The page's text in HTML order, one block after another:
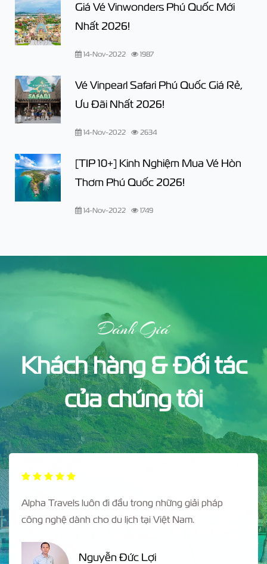
Giá Vé Vinwonders Phú Quốc Mới
Nhất 2026!
14-Nov-2022 1987
Vé Vinpearl Safari Phú Quốc Giá Rẻ,
Ưu Đãi Nhất 2026!
14-Nov-2022 2634
[TIP 10+] Kinh Nghiệm Mua Vé Hòn
Thơm Phú Quốc 2026!
14-Nov-2022 1749
Đánh Giá
Khách hàng & Đối tác
của chúng tôi
Alpha Travels luôn đi đầu trong những giải pháp
công nghệ dành cho du lịch tại Việt Nam.
Nguyễn Đức Lợi